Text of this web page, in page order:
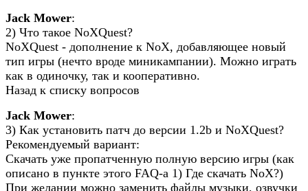
Jack Mower:
2) Что такое NoXQuest?
NoXQuest - дополнение к NoX, добавляющее новый
тип игры (нечто вроде миникампании). Можно играть
как в одиночку, так и кооперативно.
Назад к списку вопросов
Jack Mower:
3) Как установить патч до версии 1.2b и NoXQuest?
Рекомендуемый вариант:
Скачать уже пропатченную полную версию игры (как
описано в пункте этого FAQ-а 1) Где скачать NoX?)
При желании можно заменить файлы музыки, озвучки